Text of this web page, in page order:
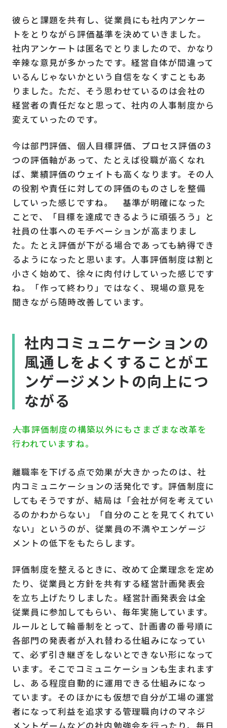
彼らと課題を共有し、従業員にも社内アンケー
トをとりながら評価基準を決めていきました。
社内アンケートは匿名でとりましたので、かなり
辛辣な意見が多かったです。経営自体が間違って
いるんじゃないかという自信をなくすこともあ
りました。ただ、そう思わせているのは会社の
経営者の責任だなと思って、社内の人事制度から
変えていったのです。
今は部門評価、個人目標評価、プロセス評価の3
つの評価軸があって、たとえば役職が高くなれ
ば、業績評価のウェイトも高くなります。その人
の役割や責任に対しての評価のものさしを整備
していった感じですね。 基準が明確になった
ことで、「目標を達成できるように頑張ろう」と
社員の仕事へのモチベーションが高まりまし
た。たとえ評価が下がる場合であっても納得でき
るようになったと思います。人事評価制度は割と
小さく始めて、徐々に肉付けしていった感じです
ね。「作って終わり」ではなく、現場の意見を
聞きながら随時改善しています。
社内コミュニケーションの
風通しをよくすることがエ
ンゲージメントの向上につ
ながる
――人事評価制度の構築以外にもさまざまな改革を
行われていますね。
離職率を下げる点で効果が大きかったのは、社
内コミュニケーションの活発化です。評価制度に
してもそうですが、結局は「会社が何を考えてい
るのかわからない」「自分のことを見てくれてい
ない」というのが、従業員の不満やエンゲージ
メントの低下をもたらします。
評価制度を整えるときに、改めて企業理念を定め
たり、従業員と方針を共有する経営計画発表会
を立ち上げたりしました。経営計画発表会は全
従業員に参加してもらい、毎年実施しています。
ルールとして輪番制をとって、計画書の番号順に
各部門の発表者が入れ替わる仕組みになってい
て、必ず引き継ぎをしないとできない形になって
います。そこでコミュニケーションも生まれます
し、ある程度自動的に運用できる仕組みになっ
ています。そのほかにも仮想で自分が工場の運営
者になって利益を追求する管理職向けのマネジ